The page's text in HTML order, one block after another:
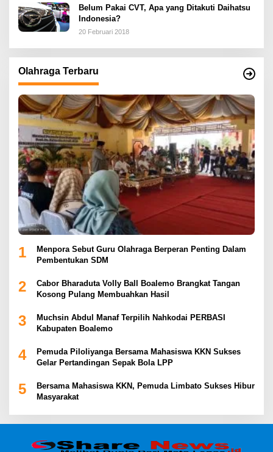
Belum Pakai CVT, Apa yang Ditakuti Daihatsu
Indonesia?
20 Februari 2018
Olahraga Terbaru
1
Menpora Sebut Guru Olahraga Berperan Penting Dalam
Pembentukan SDM
2
Cabor Bharaduta Volly Ball Boalemo Brangkat Tangan
Kosong Pulang Membuahkan Hasil
3
Muchsin Abdul Manaf Terpilih Nahkodai PERBASI
Kabupaten Boalemo
4
Pemuda Piloliyanga Bersama Mahasiswa KKN Sukses
Gelar Pertandingan Sepak Bola LPP
5
Bersama Mahasiswa KKN, Pemuda Limbato Sukses Hibur
Masyarakat